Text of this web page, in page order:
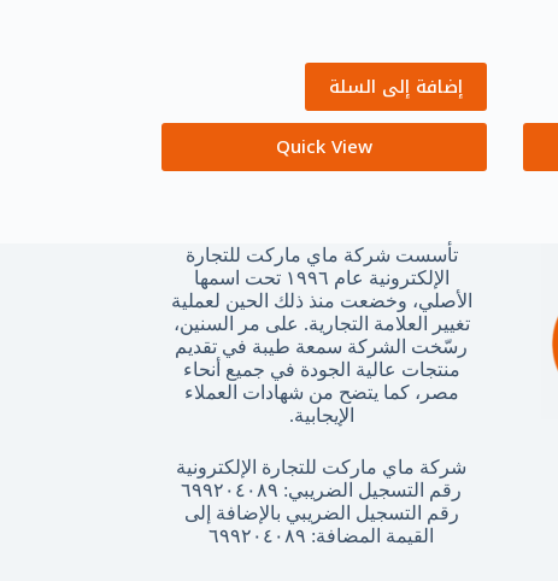
إضافة إلى السلة
Quick View
تأسست شركة ماي ماركت للتجارة
الإلكترونية عام ١٩٩٦ تحت اسمها
الأصلي، وخضعت منذ ذلك الحين لعملية
تغيير العلامة التجارية. على مر السنين،
رسّخت الشركة سمعة طيبة في تقديم
منتجات عالية الجودة في جميع أنحاء
مصر، كما يتضح من شهادات العملاء
الإيجابية.
شركة ماي ماركت للتجارة الإلكترونية
رقم التسجيل الضريبي: ٦٩٩٢٠٤٠٨٩
رقم التسجيل الضريبي بالإضافة إلى
القيمة المضافة: ٦٩٩٢٠٤٠٨٩